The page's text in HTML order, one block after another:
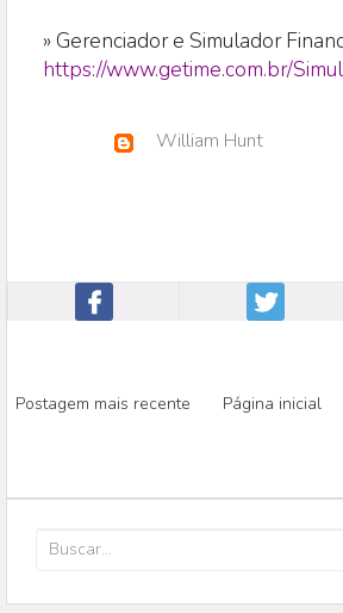
» Gerenciador e Simulador
https://www.getime.com.br/
William Hunt
Postagem mais recente Página inicial